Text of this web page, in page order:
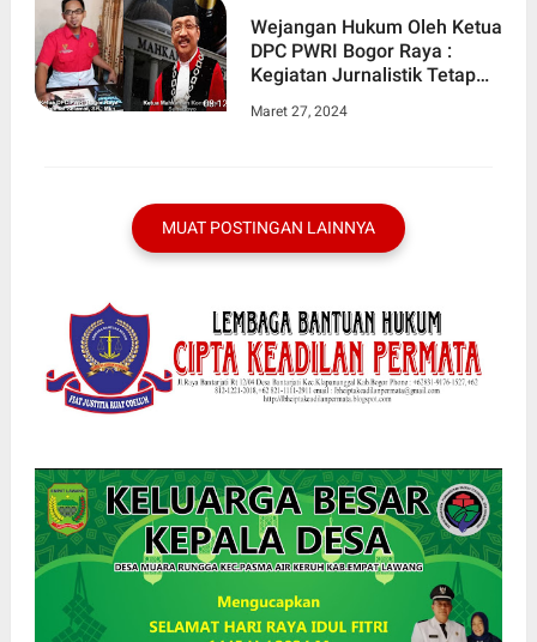
Wejangan Hukum Oleh Ketua
DPC PWRI Bogor Raya :
Kegiatan Jurnalistik Tetap
Jurnalistik
Maret 27, 2024
MUAT POSTINGAN LAINNYA